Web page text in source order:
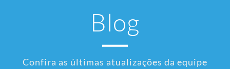
Blog
Confira as últimas atualizações da equipe